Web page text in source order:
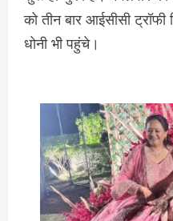
को तीन बार आईसीसी
धोनी भी पहुंचे।